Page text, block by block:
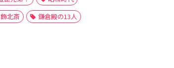
北斎 鎌倉殿の13人